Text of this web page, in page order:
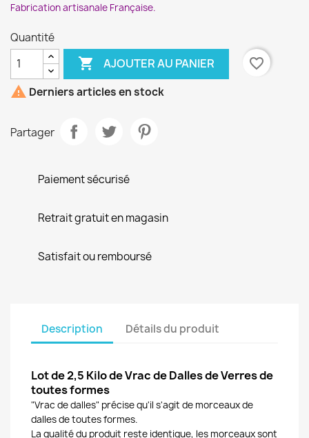
Fabrication artisanale Française.
Quantité
 AJOUTER AU PANIER
favorite_border
 Derniers articles en stock
Partager
Paiement sécurisé
Retrait gratuit en magasin
Satisfait ou remboursé
Description Détails du produit
Lot de 2,5 Kilo de Vrac de Dalles de Verres de
toutes formes
"Vrac de dalles" précise qu'il s'agit de morceaux de
dalles de toutes formes.
La qualité du produit reste identique, les morceaux sont